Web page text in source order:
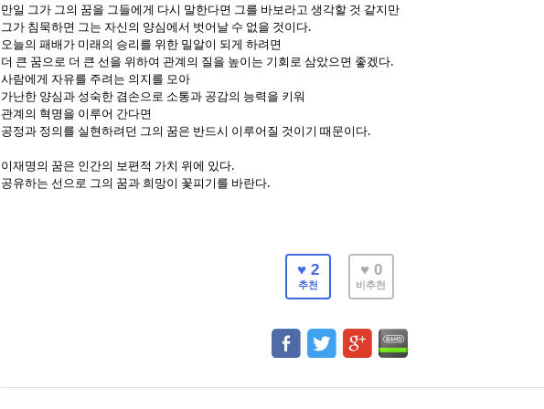
만일 그가 그의 꿈을 그들에게 다시 말한다면 그를 바보라고 생각할 것 같지만
그가 침묵하면 그는 자신의 양심에서 벗어날 수 없을 것이다.
오늘의 패배가 미래의 승리를 위한 밀알이 되게 하려면
더 큰 꿈으로 더 큰 선을 위하여 관계의 질을 높이는 기회로 삼았으면 좋겠다.
사람에게 자유를 주려는 의지를 모아
가난한 양심과 성숙한 겸손으로 소통과 공감의 능력을 키워
관계의 혁명을 이루어 간다면
공정과 정의를 실현하려던 그의 꿈은 반드시 이루어질 것이기 때문이다.
이재명의 꿈은 인간의 보편적 가치 위에 있다.
공유하는 선으로 그의 꿈과 희망이 꽃피기를 바란다.
♥ 2
추천
♥ 0
비추천